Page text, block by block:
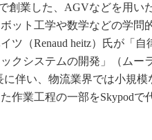
創業した、AGVなどを用い
ット工学や数学などの学問
ツ（Renaud heitz）氏が「
クシステムの開発」（ムー
伴い、物流業界では小規
作業工程の一部をSkypodで